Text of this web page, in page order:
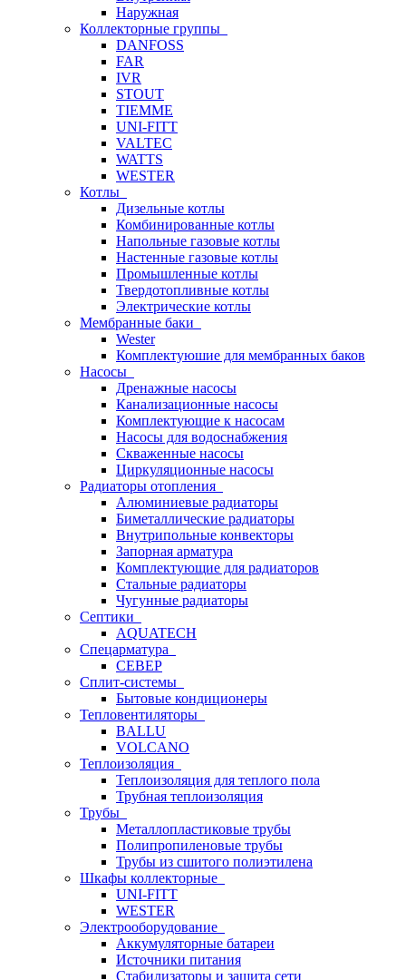
Наружная
Коллекторные группы
DANFOSS
FAR
IVR
STOUT
TIEMME
UNI-FITT
VALTEC
WATTS
WESTER
Котлы
Дизельные котлы
Комбинированные котлы
Напольные газовые котлы
Настенные газовые котлы
Промышленные котлы
Твердотопливные котлы
Электрические котлы
Мембранные баки
Wester
Комплектуюшие для мембранных баков
Насосы
Дренажные насосы
Канализационные насосы
Комплектующие к насосам
Насосы для водоснабжения
Скваженные насосы
Циркуляционные насосы
Радиаторы отопления
Алюминиевые радиаторы
Биметаллические радиаторы
Внутрипольные конвекторы
Запорная арматура
Комплектующие для радиаторов
Стальные радиаторы
Чугунные радиаторы
Септики
AQUATECH
Спецарматура
СЕВЕР
Сплит-системы
Бытовые кондиционеры
Тепловентиляторы
BALLU
VOLCANO
Теплоизоляция
Теплоизоляция для теплого пола
Трубная теплоизоляция
Трубы
Металлопластиковые трубы
Полипропиленовые трубы
Трубы из сшитого полиэтилена
Шкафы коллекторные
UNI-FITT
WESTER
Электрооборудование
Аккумуляторные батареи
Источники питания
Стабилизаторы и защита сети